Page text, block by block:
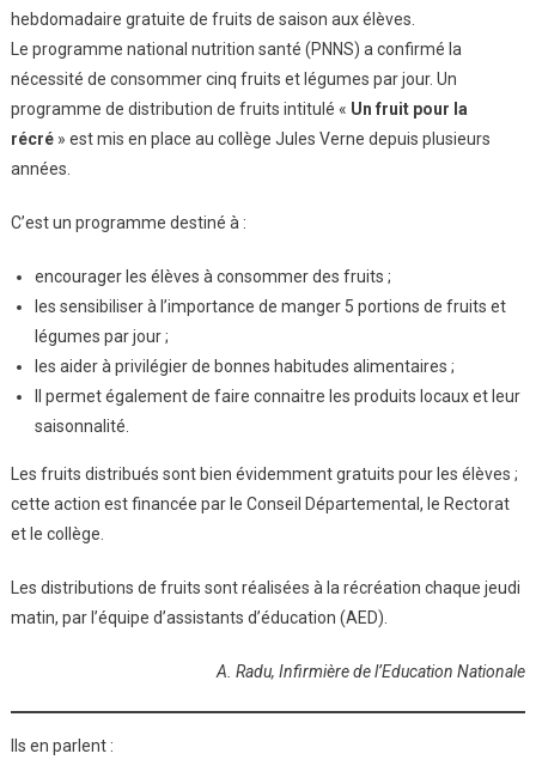
hebdomadaire gratuite de fruits de saison aux élèves.
Le programme national nutrition santé (PNNS) a confirmé la
nécessité de consommer cinq fruits et légumes par jour. Un
programme de distribution de fruits intitulé « Un fruit pour la
récré» est mis en place au collège Jules Verne depuis plusieurs
années.
C’est un programme destiné à :
encourager les élèves à consommer des fruits ;
les sensibiliser à l’importance de manger 5 portions de fruits et
légumes par jour ;
les aider à privilégier de bonnes habitudes alimentaires ;
Il permet également de faire connaitre les produits locaux et leur
saisonnalité.
Les fruits distribués sont bien évidemment gratuits pour les élèves ;
cette action est financée par le Conseil Départemental, le Rectorat
et le collège.
Les distributions de fruits sont réalisées à la récréation chaque jeudi
matin, par l’équipe d’assistants d’éducation (AED).
A. Radu, Infirmière de l’Education Nationale
Ils en parlent :